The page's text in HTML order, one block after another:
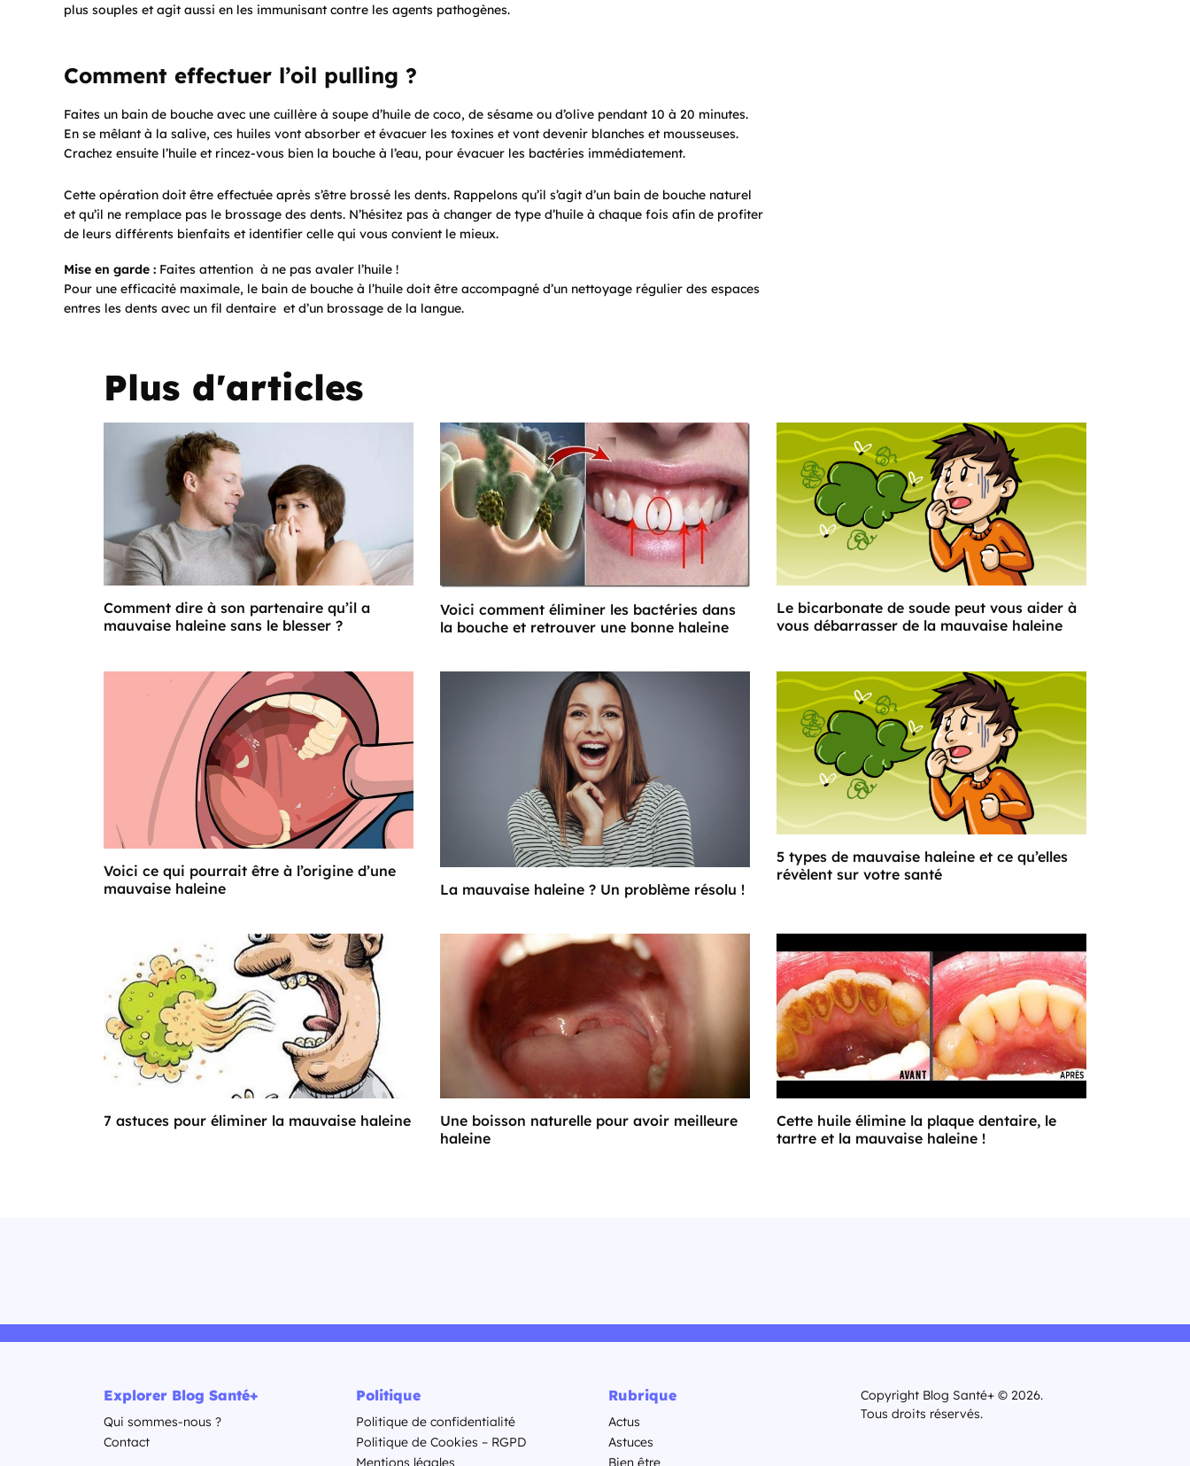
plus souples et agit aussi en les immunisant contre les agents pathogènes.
Comment effectuer l’oil pulling ?
Faites un bain de bouche avec une cuillère à soupe d’huile de coco, de sésame ou d’olive pendant 10 à 20 minutes.
En se mêlant à la salive, ces huiles vont absorber et évacuer les toxines et vont devenir blanches et mousseuses.
Crachez ensuite l’huile et rincez-vous bien la bouche à l’eau, pour évacuer les bactéries immédiatement.
Cette opération doit être effectuée après s’être brossé les dents. Rappelons qu’il s’agit d’un bain de bouche naturel
et qu’il ne remplace pas le brossage des dents. N’hésitez pas à changer de type d’huile à chaque fois afin de profiter
de leurs différents bienfaits et identifier celle qui vous convient le mieux.
Mise en garde : Faites attention à ne pas avaler l’huile !
Pour une efficacité maximale, le bain de bouche à l’huile doit être accompagné d’un nettoyage régulier des espaces
entres les dents avec un fil dentaire et d’un brossage de la langue.
Plus d'articles
Comment dire à son partenaire qu’il a
mauvaise haleine sans le blesser ?
Voici comment éliminer les bactéries dans
la bouche et retrouver une bonne haleine
Le bicarbonate de soude peut vous aider à
vous débarrasser de la mauvaise haleine
Voici ce qui pourrait être à l’origine d’une
mauvaise haleine
La mauvaise haleine ? Un problème résolu !
5 types de mauvaise haleine et ce qu’elles
révèlent sur votre santé
7 astuces pour éliminer la mauvaise haleine
Une boisson naturelle pour avoir meilleure
haleine
Cette huile élimine la plaque dentaire, le
tartre et la mauvaise haleine !
Explorer Blog Santé+
Qui sommes-nous ?
Contact
Politique
Politique de confidentialité
Politique de Cookies – RGPD
Mentions légales
Rubrique
Actus
Astuces
Bien être
Copyright Blog Santé+ © 2026.
Tous droits réservés.